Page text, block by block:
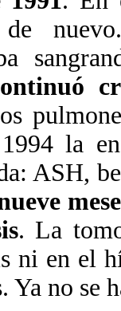
de
la
ASH,
. La
ni en el
Ya no se